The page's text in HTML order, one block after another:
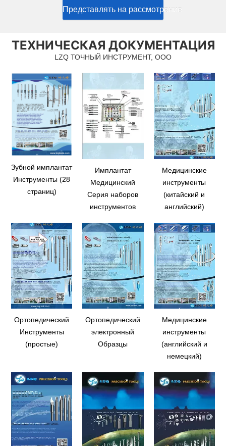
Представлять на рассмотрение
ТЕХНИЧЕСКАЯ ДОКУМЕНТАЦИЯ
LZQ ТОЧНЫЙ ИНСТРУМЕНТ, ООО
Зубной имплантат
Инструменты (28
страниц)
Имплантат
Медицинский
Серия наборов
инструментов
Медицинские
инструменты
(китайский и
английский)
Ортопедический
Инструменты
(простые)
Ортопедический
электронный
Образцы
Медицинские
инструменты
(английский и
немецкий)